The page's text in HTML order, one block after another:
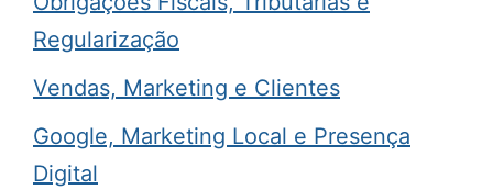
Regularização
Vendas, Marketing e Clientes
Google, Marketing Local e Presença
Digital